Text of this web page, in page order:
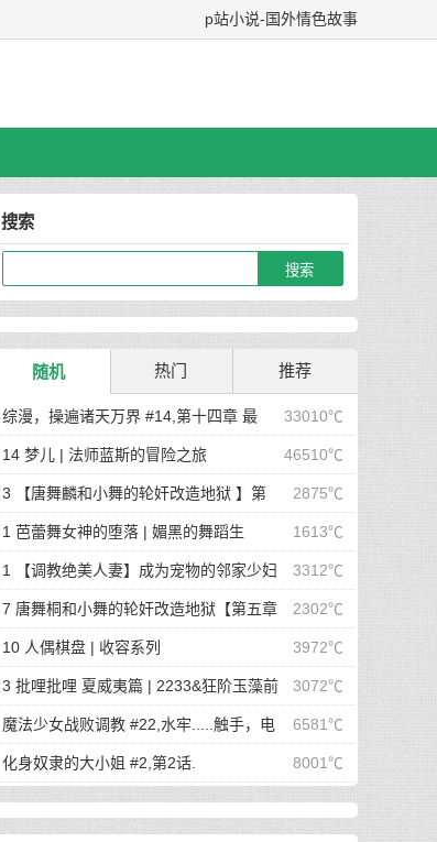
p站小说-国外情色故事
搜索
随机 热门 推荐
33010℃
综漫，操遍诸天万界 #14,第十四章 最
后在岛屿上的狂欢派对 46510℃
14 梦儿 | 法师蓝斯的冒险之旅
2875℃
3 【唐舞麟和小舞的轮奸改造地狱 】第
一章 惊世魔王现身 | 斗罗大陆同人 1613℃
1 芭蕾舞女神的堕落 | 媚黑的舞蹈生
3312℃
1 【调教绝美人妻】成为宠物的邻家少妇
| 成为宠物的邻家少妇 2302℃
7 唐舞桐和小舞的轮奸改造地狱【第五章
最终的沦陷】 | 斗罗大陆同人 3972℃
10 人偶棋盘 | 收容系列
3072℃
3 批哩批哩 夏威夷篇 | 2233&狂阶玉藻前
篇 6581℃
魔法少女战败调教 #22,水牢.....触手，电
击，冰块，高潮寸止.....我在干什么啊我 8001℃
化身奴隶的大小姐 #2,第2话.